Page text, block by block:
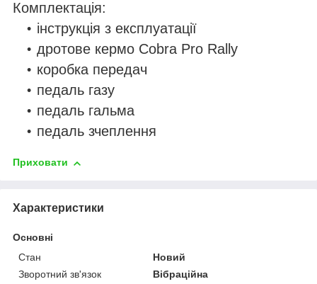
Комплектація:
інструкція з експлуатації
дротове кермо Cobra Pro Rally
коробка передач
педаль газу
педаль гальма
педаль зчеплення
Приховати
Характеристики
Основні
Стан
Новий
Зворотний зв'язок
Вібраційна